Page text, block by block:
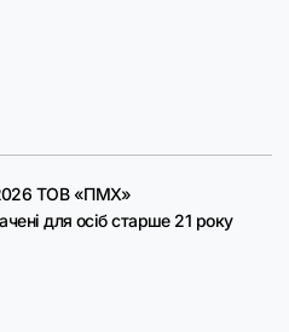
ТОВ «ПМХ»
для осіб старше 21 року